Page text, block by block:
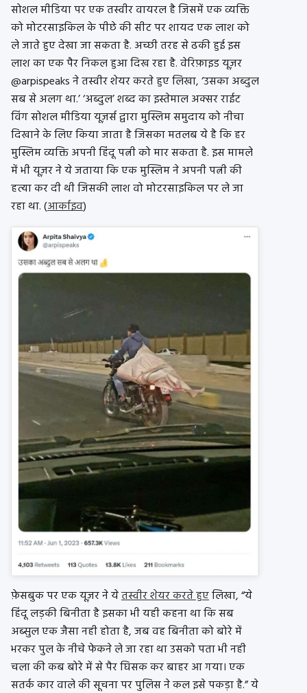
सोशल मीडिया पर एक तस्वीर वायरल है जिसमें एक व्यक्ति
को मोटरसाइकिल के पीछे की सीट पर शायद एक लाश को
ले जाते हुए देखा जा सकता है. अच्छी तरह से ढकी हुई इस
लाश का एक पैर निकल हुआ दिख रहा है. वेरिफ़ाइड यूज़र
@arpispeaks ने तस्वीर शेयर करते हुए लिखा, ‘उसका अब्दुल
सब से अलग था.’ ‘अब्दुल’ शब्द का इस्तेमाल अक्सर राईट
विंग सोशल मीडिया यूज़र्स द्वारा मुस्लिम समुदाय को नीचा
दिखाने के लिए किया जाता है जिसका मतलब ये है कि हर
मुस्लिम व्यक्ति अपनी हिंदू पत्नी को मार सकता है. इस मामले
में भी यूज़र ने ये जताया कि एक मुस्लिम ने अपनी पत्नी की
हत्या कर दी थी जिसकी लाश वो मोटरसाइकिल पर ले जा
रहा था. (आर्काइव)
फ़ेसबुक पर एक यूज़र ने येतस्वीर शेयर करते हुएलिखा, “ये
हिंदू लड़की बिनीता है इसका भी यही कहना था कि सब
अब्सुल एक जैसा नही होता है, जब वह बिनीता को बोरे में
भरकर पुल के नीचे फेकने ले जा रहा था उसको पता भी नही
चला की कब बोरे में से पैर घिसक कर बाहर आ गया। एक
सतर्क कार वाले की सूचना पर पुलिस ने कल इसे पकड़ा है.”ये